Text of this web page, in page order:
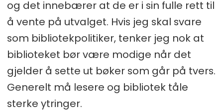
og det innebærer at de er i sin fulle rett til
å vente på utvalget. Hvis jeg skal svare
som bibliotekpolitiker, tenker jeg nok at
biblioteket bør være modige når det
gjelder å sette ut bøker som går på tvers.
Generelt må lesere og bibliotek tåle
sterke ytringer.